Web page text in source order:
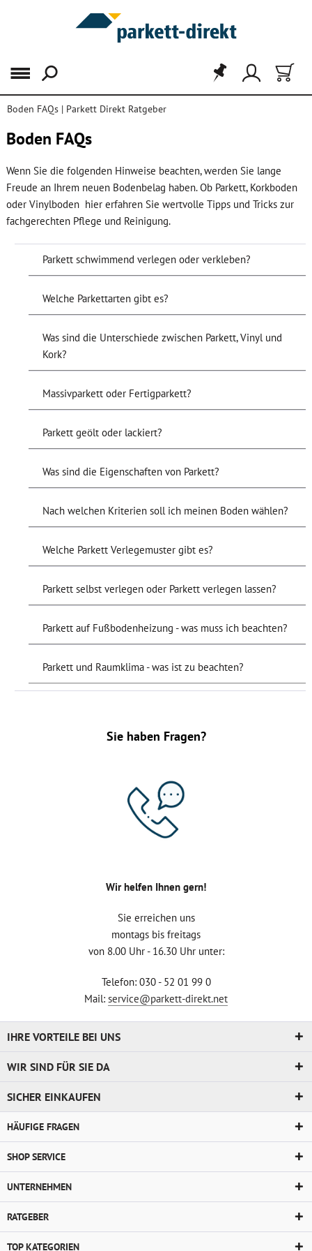
Menü
Boden FAQs | Parkett Direkt Ratgeber
Boden FAQs
Wenn Sie die folgenden Hinweise beachten, werden Sie lange
Freude an Ihrem neuen Bodenbelag haben. Ob Parkett, Korkboden
oder Vinylboden hier erfahren Sie wertvolle Tipps und Tricks zur
fachgerechten Pflege und Reinigung.
Parkett schwimmend verlegen oder verkleben?
Welche Parkettarten gibt es?
Was sind die Unterschiede zwischen Parkett, Vinyl und
Kork?
Massivparkett oder Fertigparkett?
Parkett geölt oder lackiert?
Was sind die Eigenschaften von Parkett?
Nach welchen Kriterien soll ich meinen Boden wählen?
Welche Parkett Verlegemuster gibt es?
Parkett selbst verlegen oder Parkett verlegen lassen?
Parkett auf Fußbodenheizung - was muss ich beachten?
Parkett und Raumklima - was ist zu beachten?
Sie haben Fragen?
Wir helfen Ihnen gern!
Sie erreichen uns
montags bis freitags
von 8.00 Uhr - 16.30 Uhr unter:
Telefon: 030 - 52 01 99 0
Mail: service@parkett-direkt.net
IHRE VORTEILE BEI UNS
WIR SIND FÜR SIE DA
SICHER EINKAUFEN
HÄUFIGE FRAGEN
SHOP SERVICE
UNTERNEHMEN
RATGEBER
TOP KATEGORIEN